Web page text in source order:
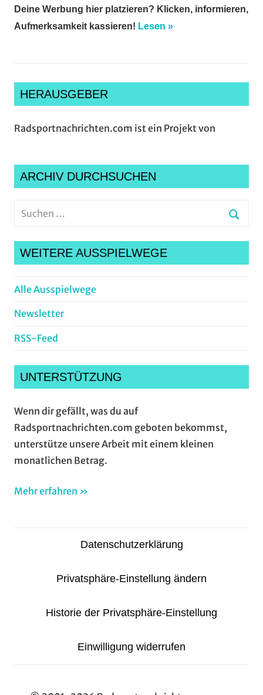
Deine Werbung hier platzieren? Klicken, informieren,
Aufmerksamkeit kassieren! Lesen »
HERAUSGEBER
Radsportnachrichten.com ist ein Projekt von
ARCHIV DURCHSUCHEN
Suchen
WEITERE AUSSPIELWEGE
Alle Ausspielwege
Newsletter
RSS-Feed
UNTERSTÜTZUNG
Wenn dir gefällt, was du auf
Radsportnachrichten.com geboten bekommst,
unterstütze unsere Arbeit mit einem kleinen
monatlichen Betrag.
Mehr erfahren »
Datenschutzerklärung
Privatsphäre-Einstellung ändern
Historie der Privatsphäre-Einstellung
Einwilligung widerrufen